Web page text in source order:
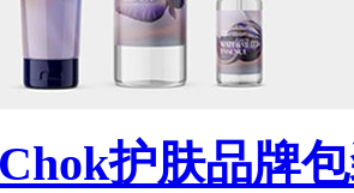
护肤品牌